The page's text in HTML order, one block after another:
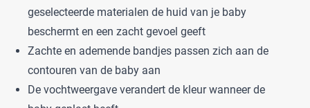
geselecteerde materialen de huid van je baby
beschermt en een zacht gevoel geeft
Zachte en ademende bandjes passen zich aan de
contouren van de baby aan
De vochtweergave verandert de kleur wanneer de